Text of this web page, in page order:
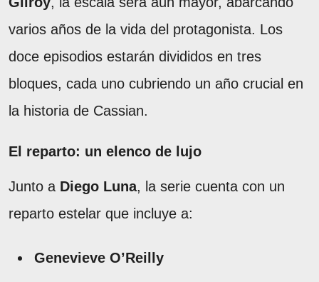
varios años de la vida del protagonista. Los
doce episodios estarán divididos en tres
bloques, cada uno cubriendo un año crucial en
la historia de Cassian.
El reparto: un elenco de lujo
Junto a Diego Luna, la serie cuenta con un
reparto estelar que incluye a:
Genevieve O’Reilly